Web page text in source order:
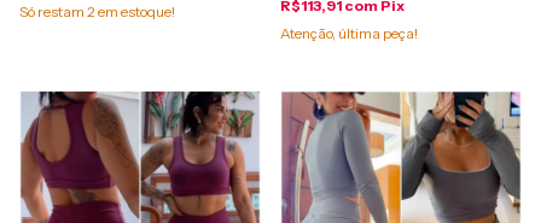
Só restam 2 em estoque! R$113,91 com Pix
Atenção, última peça!